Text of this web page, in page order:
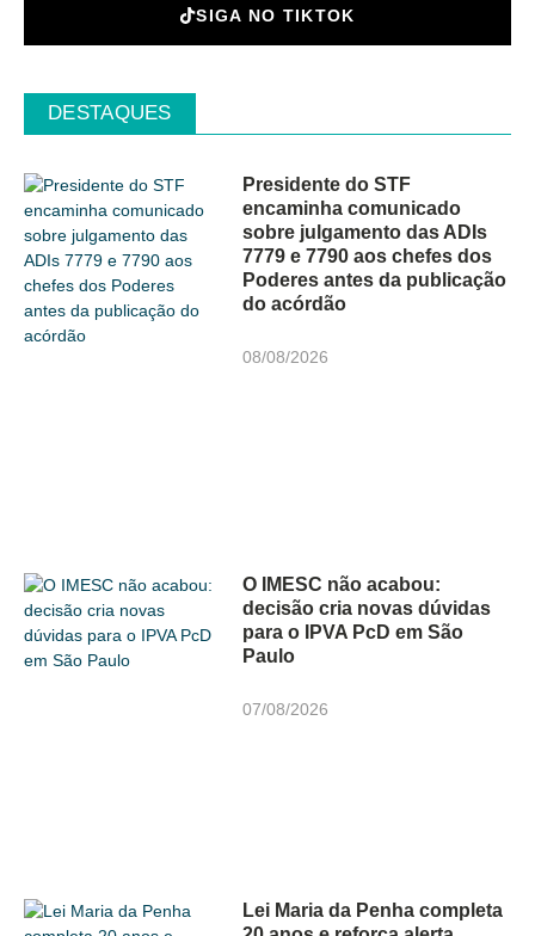
SIGA NO TIKTOK
DESTAQUES
Presidente do STF
encaminha comunicado
sobre julgamento das ADIs
7779 e 7790 aos chefes dos
Poderes antes da publicação
do acórdão
08/08/2026
O IMESC não acabou:
decisão cria novas dúvidas
para o IPVA PcD em São
Paulo
07/08/2026
Lei Maria da Penha completa